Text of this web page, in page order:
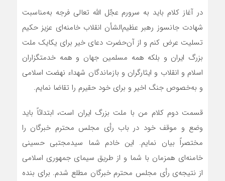
در آغاز کلام باید به سرورم عجّل اللّه تعالی فرجه به‌مناسبت
شهادت جانسوز رهبر عظیم‌الشأن انقلاب خامنه‌ای عزیز حکیم
تسلیت عرض کنم و از آن‌حضرت دعای خیر برای یکایک ملت
بزرگ ایران و بلکه همه مسلمین جهان و همه خدمتگزاران
اسلام و انقلاب و ایثارگران و بازماندگان شهداء نهضت اسلامی
و به‌خصوص جنگ اخیر و برای خود حقیرم را تقاضا نمایم.
قسمت دوم کلام من با ملت بزرگ ایران است، ابتدائاً باید
وضع و موقف خود در باب رأی مجلس محترم خبرگان را
مختصراً بیان نمایم. این خادم شما سیدمجتبی حسینی
خامنه‌ای همزمان با شما و از طریق سیمای جمهوری اسلامی
از نتیجه‌ی رأی مجلس محترم خبرگان مطلع شدم. برای بنده